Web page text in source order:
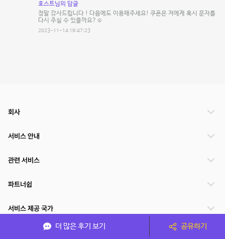
호스트님의 답글
정말 감사드립니다 ! 다음에도 이용해주세요! 쿠폰은 저에게 혹시 문자를
다시 주실 수 있을까요?☺️
2023-11-14 19:47:23
더 많은 후기 보기 공유하기
회사
서비스 안내
관련 서비스
파트너쉽
서비스 제공 국가